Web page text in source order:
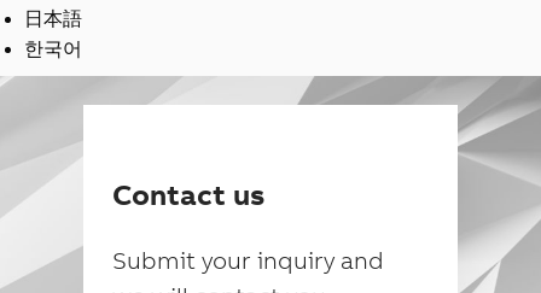
日本語
한국어
Contact us
Submit your inquiry and